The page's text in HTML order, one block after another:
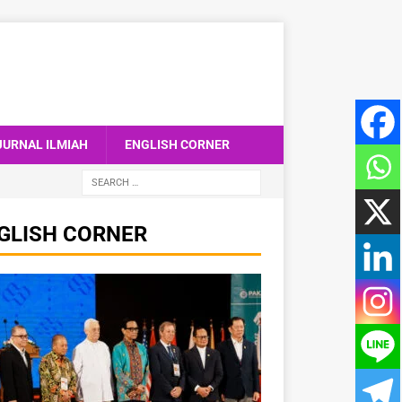
ILMIAH ENGLISH CORNER
CORNER